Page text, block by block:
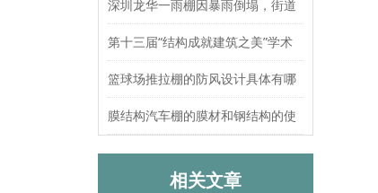
索结构张拉圆满完成
深圳龙华一雨棚因暴雨倒塌，街道
办：已处置，无人员伤亡
第十三届“结构成就建筑之美”学术
论坛暨上海大歌剧院观摩
篮球场推拉棚的防风设计具体有哪
些？抗风等级如何测试验证？
膜结构汽车棚的膜材和钢结构的使
用寿命分别是多久？
相关文章